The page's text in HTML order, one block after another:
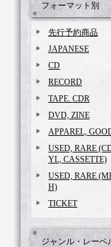
フォーマット別
先行予約商品
JAPANESE
CD
RECORD
TAPE. CDR
DVD, ZINE
APPAREL,
USED, RARE
YL, CASSETTE)
USED, RARE
H)
TICKET
ジャンル・レーベ